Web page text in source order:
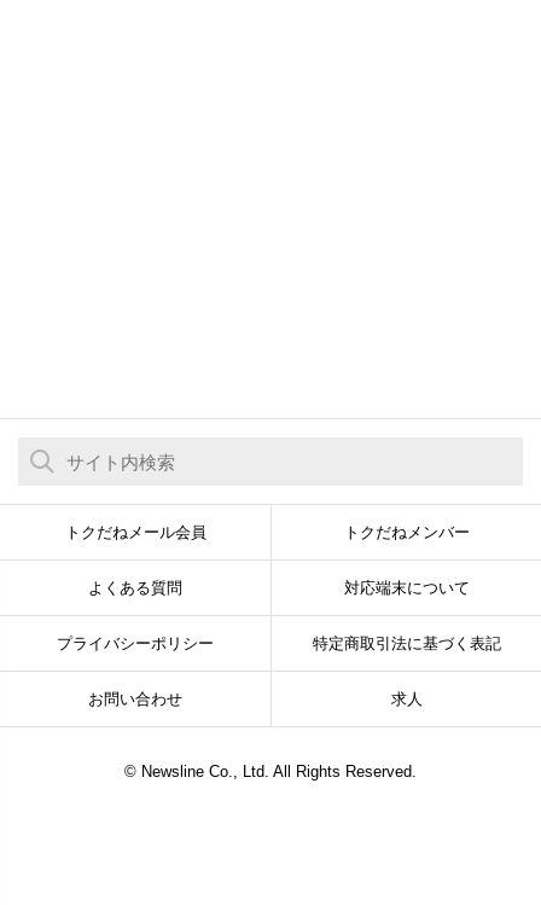
トクだねメール会員 トクだねメンバー
よくある質問 対応端末について
プライバシーポリシー 特定商取引法に基づく表記
お問い合わせ 求人
© Newsline Co., Ltd. All Rights Reserved.